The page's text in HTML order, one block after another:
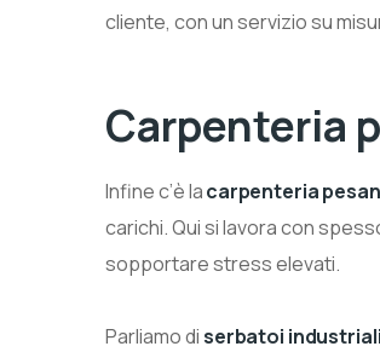
cliente, con un servizio su
Carpenteria
Infine c’è lacarpenteria
carichi. Qui si lavora con
sopportare stress elevati.
Parliamo diserbatoi